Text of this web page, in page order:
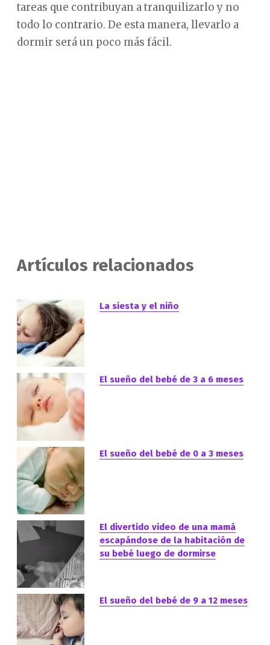
tareas que contribuyan a tranquilizarlo y no
todo lo contrario. De esta manera, llevarlo a
dormir será un poco más fácil.
Artículos relacionados
La siesta y el niño
El sueño del bebé de 3 a 6 meses
El sueño del bebé de 0 a 3 meses
El divertido video de una mamá
escapándose de la habitación de
su bebé luego de dormirse
El sueño del bebé de 9 a 12 meses